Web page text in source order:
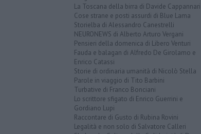
La Toscana della birra di Davide Cappannari
Cose strane e posti assurdi di Blue Lama
Storielba di Alessandro Canestrelli
NEURONEWS di Alberto Arturo Vergani
Pensieri della domenica di Libero Venturi
Fauda e balagan di Alfredo De Girolamo e
Enrico Catassi
Storie di ordinaria umanità di Nicolò Stella
Parole in viaggio di Tito Barbini
Turbative di Franco Bonciani
Lo scrittore sfigato di Enrico Guerrini e
Gordiano Lupi
Raccontare di Gusto di Rubina Rovini
Legalità e non solo di Salvatore Calleri